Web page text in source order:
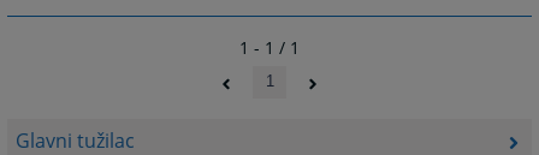
Glavni tužilac
1 - 1 / 1
1